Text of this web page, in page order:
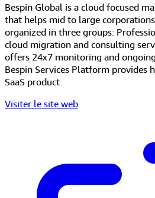
Bespin Global is a cloud focused
that helps mid to large
organized in three groups:
cloud migration and consulting
offers 24x7 monitoring and
Bespin Services Platform provides
SaaS product.
Visiter le site web